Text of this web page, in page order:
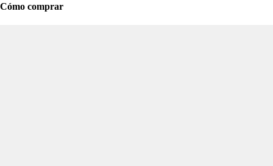
Cómo comprar